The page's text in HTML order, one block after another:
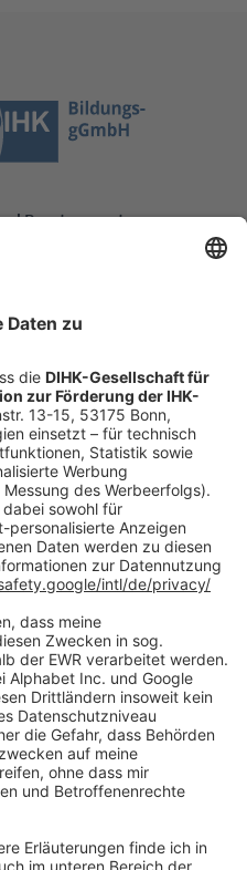
Beratung unter: